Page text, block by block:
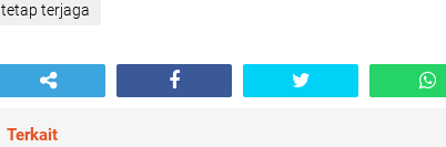
tetap terjaga
Terkait